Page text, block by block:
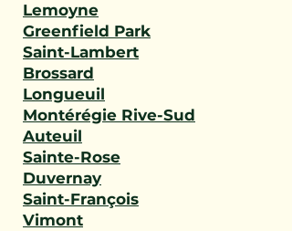
Lemoyne
Greenfield Park
Saint-Lambert
Brossard
Longueuil
Montérégie Rive-Sud
Auteuil
Sainte-Rose
Duvernay
Saint-François
Vimont